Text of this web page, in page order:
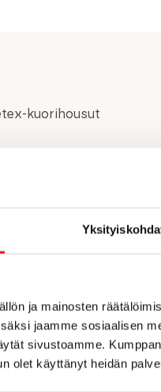
ja mainosten
jaamme sosiaalisen
sivustoamme.
olet käyttänyt heidän
kuorihousut
Velcro
pockets
at bottom leg
Suositeltua